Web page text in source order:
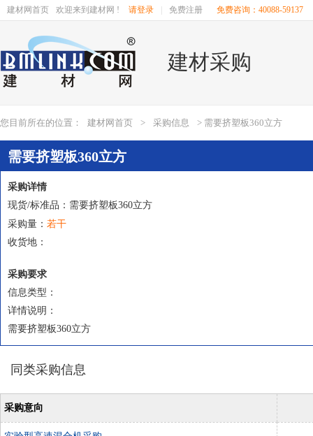
建材网首页 欢迎来到建材网 ! 请登录 免费注册 免费咨询：40088-59137
建材采购
您目前所在的位置： 建材网首页 > 采购信息 > 需要挤塑板360立方
需要挤塑板360立方
采购详情
现货/标准品：需要挤塑板360立方
采购量： 若干
收货地：
采购要求
信息类型：
详情说明：
需要挤塑板360立方
同类采购信息
采购意向